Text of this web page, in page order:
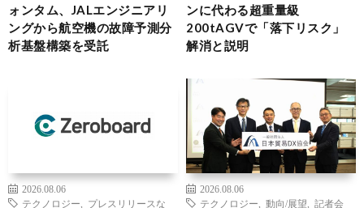
ォンタム、JALエンジニアリ
ングから航空機の故障予測分
析基盤構築を受託
ンに代わる超重量級
200tAGVで「落下リスク」
解消と説明
2026.08.06
テクノロジー
プレスリリースな
2026.08.06
テクノロジー
動向/展望
記者会